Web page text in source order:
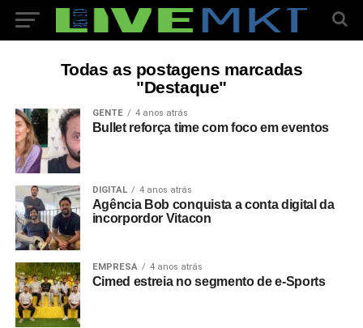
Todas as postagens marcadas
"Destaque"
GENTE 4 anos atrás
Bullet reforça time com foco em eventos
DIGITAL 4 anos atrás
Agência Bob conquista a conta digital da
incorpordor Vitacon
EMPRESA 4 anos atrás
Cimed estreia no segmento de e-Sports